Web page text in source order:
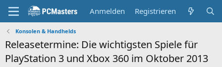
Anmelden Registrieren
Konsolen & Handhelds
Releasetermine: Die wichtigsten Spiele für
PlayStation 3 und Xbox 360 im Oktober 2013